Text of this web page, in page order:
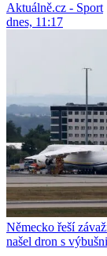
Aktuálně.cz - Sport
dnes, 11:17
Německo řeší
našel dron s